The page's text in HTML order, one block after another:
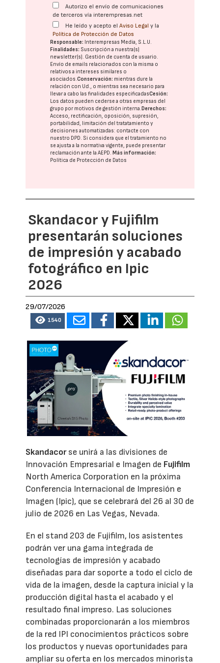
Autorizo el envío de comunicaciones
de terceros vía interempresas.net
He leído y acepto elAviso Legal y la
Política de Protección de Datos
Responsable: Interempresas Media, S.L.U.
Finalidades: Suscripción a nuestra(s)
newsletter(s). Gestión de cuenta de usuario.
Envío de emails relacionados con la misma o
relativos a intereses similares o
asociados.Conservación: mientras dure la
relación con Ud., o mientras sea necesario para
llevar a cabo las finalidades especificadasCesión:
Los datos pueden cederse a otras empresas del
grupo por motivos de gestión interna.Derechos:
Acceso, rectificación, oposición, supresión,
portabilidad, limitación del tratatamiento y
decisiones automatizadas: contacte con
nuestro DPD . Si considera que el tratamiento no
se ajusta a la normativa vigente, puede presentar
reclamación ante laAEPD .Más información:
Política de Protección de Datos
Skandacor y Fujifilm
presentarán soluciones
de impresión y acabado
fotográfico en Ipic
2026
29/07/2026
1540
Skandacorse unirá a las divisiones de
Innovación Empresarial e Imagen de Fujifilm
North America Corporation en la próxima
Conferencia Internacional de Impresión e
Imagen (Ipic), que se celebrará del 26 al 30 de
julio de 2026 en Las Vegas, Nevada.
En el stand 203 de Fujifilm, los asistentes
podrán ver una gama integrada de
tecnologías de impresión y acabado
diseñadas para dar soporte a todo el ciclo de
vida de la imagen, desde la captura inicial y la
producción digital hasta el acabado y el
resultado final impreso. Las soluciones
combinadas proporcionarán a los miembros
de la red IPI conocimientos prácticos sobre
los productos y nuevas oportunidades para
ampliar su oferta en los mercados minorista